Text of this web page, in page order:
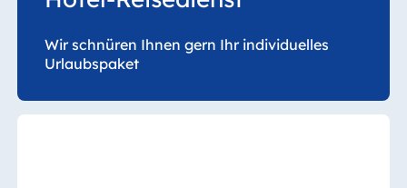
Wir schnüren Ihnen gern Ihr individuelles
Urlaubspaket